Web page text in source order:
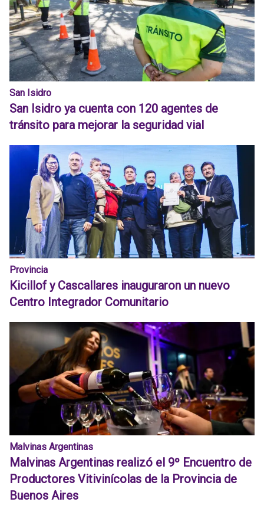
San Isidro
San Isidro ya cuenta con 120 agentes de
tránsito para mejorar la seguridad vial
Provincia
Kicillof y Cascallares inauguraron un nuevo
Centro Integrador Comunitario
Malvinas Argentinas
Malvinas Argentinas realizó el 9º Encuentro de
Productores Vitivinícolas de la Provincia de
Buenos Aires